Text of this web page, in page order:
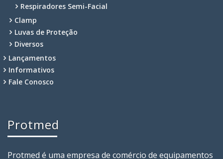
Respiradores Semi-Facial
Clamp
Luvas de Proteção
Diversos
Lançamentos
Informativos
Fale Conosco
Protmed
Protmed é uma empresa de comércio de equipamentos